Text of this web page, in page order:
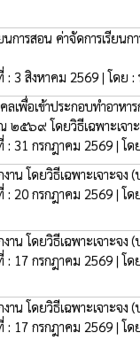
นการสอน ค่าจัดการเรีย
: 3 สิงหาคม 2569 | โดย
ลเพื่อเข้าประกอบทำอา
๒๕๖๙ โดยวิธีเฉพาะเจา
: 31 กรกฎาคม 2569 | โ
าน โดยวิธีเฉพาะเจาะจง (
: 20 กรกฎาคม 2569 | โ
าน โดยวิธีเฉพาะเจาะจง (
: 17 กรกฎาคม 2569 | โ
าน โดยวิธีเฉพาะเจาะจง (
: 17 กรกฎาคม 2569 | โ